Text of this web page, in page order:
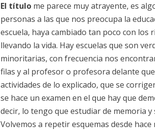
El título me parece muy atrayente, es
personas a las que nos preocupa la
escuela, haya cambiado tan poco con
llevando la vida. Hay escuelas que son
minoritarias, con frecuencia nos
filas y al profesor o profesora delante
actividades de lo explicado, que se
se hace un examen en el que hay que
decir, lo tengo que estudiar de memoria
Volvemos a repetir esquemas desde